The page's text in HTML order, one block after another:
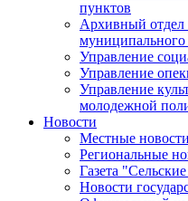
пунктов
Архивный отдел
муниципального
Управление
Управление
Управление
молодежной
Новости
Местные новости
Региональные
Газета
Новости